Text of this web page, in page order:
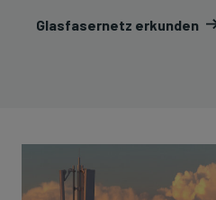
Glasfasernetz erkunden